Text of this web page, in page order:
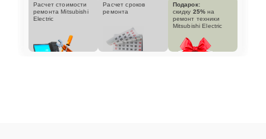
Расчет стоимости
ремонта Mitsubishi
Electric
Расчет сроков
ремонта
Подарок:
скидку 25% на
ремонт техники
Mitsubishi Electric